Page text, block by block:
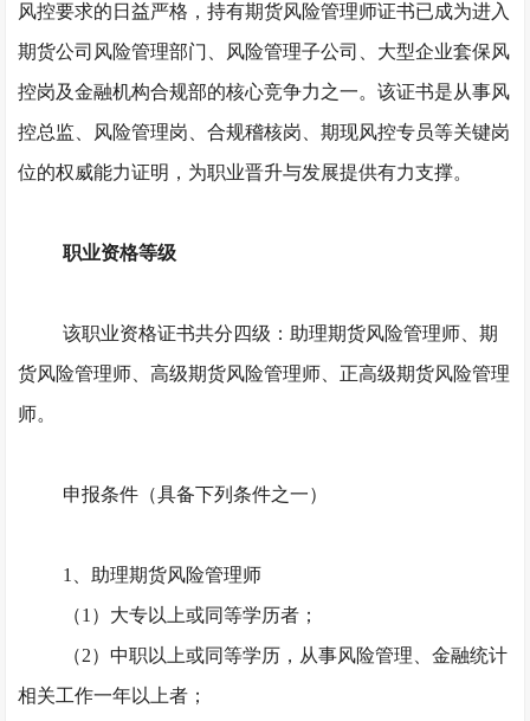
风控要求的日益严格，持有期货风险管理师证书已成为进入
期货公司风险管理部门、风险管理子公司、大型企业套保风
控岗及金融机构合规部的核心竞争力之一。该证书是从事风
控总监、风险管理岗、合规稽核岗、期现风控专员等关键岗
位的权威能力证明，为职业晋升与发展提供有力支撑。
职业资格等级
该职业资格证书共分四级：助理期货风险管理师、期
货风险管理师、高级期货风险管理师、正高级期货风险管理
师。
申报条件（具备下列条件之一）
1、助理期货风险管理师
（1）大专以上或同等学历者；
（2）中职以上或同等学历，从事风险管理、金融统计
相关工作一年以上者；